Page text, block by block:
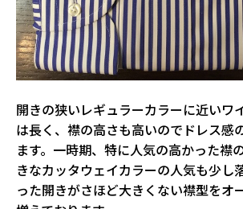
開きの狭いレギュラーカラーに近いワ
は長く、襟の高さも高いのでドレス感
ます。一時期、特に人気の高かった襟
きなカッタウェイカラーの人気も少し
った開きがさほど大きくない襟型をオ